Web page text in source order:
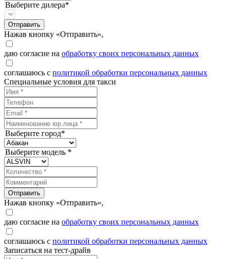
Выберите дилера*
Отправить
Нажав кнопку «Отправить»,
даю согласие на обработку своих персональных данных
соглашаюсь с политикой обработки персональных данных
Специальные условия для такси
Выберите город*
Выберите модель *
Отправить
Нажав кнопку «Отправить»,
даю согласие на обработку своих персональных данных
соглашаюсь с политикой обработки персональных данных
Записаться на тест-драйв